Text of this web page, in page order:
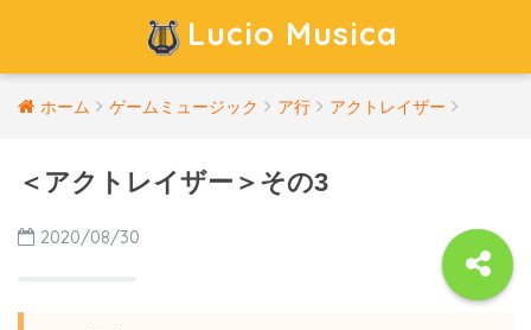
Lucio Musica
ホーム ゲームミュージック ア行 アクトレイザー
＜アクトレイザー＞その3
2020/08/30